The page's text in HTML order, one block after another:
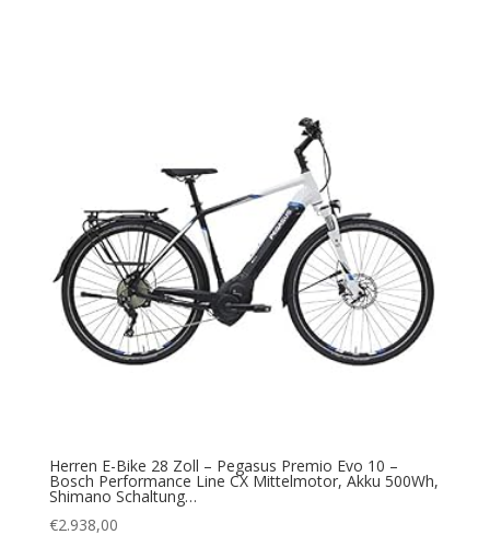
Herren E-Bike 28 Zoll – Pegasus Premio Evo 10 –
Bosch Performance Line CX Mittelmotor, Akku 500Wh,
Shimano Schaltung…
€2.938,00